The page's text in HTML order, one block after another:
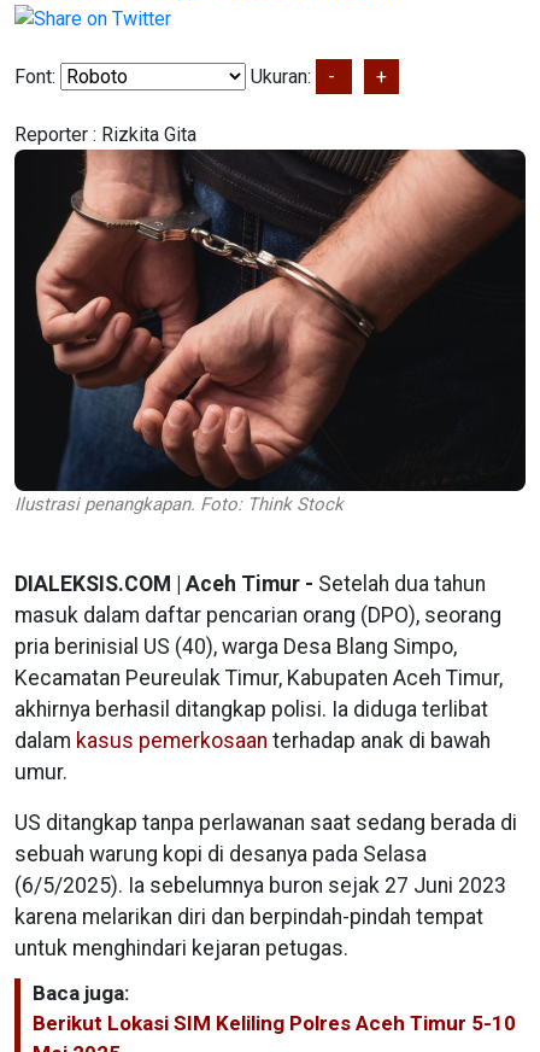
Font: Ukuran: - +
Reporter : Rizkita Gita
Ilustrasi penangkapan. Foto: Think Stock
DIALEKSIS.COM | Aceh Timur - Setelah dua tahun
masuk dalam daftar pencarian orang (DPO), seorang
pria berinisial US (40), warga Desa Blang Simpo,
Kecamatan Peureulak Timur, Kabupaten Aceh Timur,
akhirnya berhasil ditangkap polisi. Ia diduga terlibat
dalam kasus pemerkosaan terhadap anak di bawah
umur.
US ditangkap tanpa perlawanan saat sedang berada di
sebuah warung kopi di desanya pada Selasa
(6/5/2025). Ia sebelumnya buron sejak 27 Juni 2023
karena melarikan diri dan berpindah-pindah tempat
untuk menghindari kejaran petugas.
Baca juga:
Berikut Lokasi SIM Keliling Polres Aceh Timur 5-10